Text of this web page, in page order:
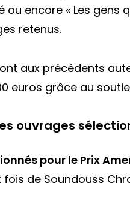
ou encore « Les gens
retenus.
aux précédents
euros grâce au
ouvrages
pour le Prix
fois de Soundouss